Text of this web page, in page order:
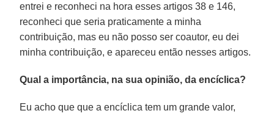
entrei e reconheci na hora esses artigos 38 e 146,
reconheci que seria praticamente a minha
contribuição, mas eu não posso ser coautor, eu dei
minha contribuição, e apareceu então nesses artigos.
Qual a importância, na sua opinião, da encíclica?
Eu acho que que a encíclica tem um grande valor,